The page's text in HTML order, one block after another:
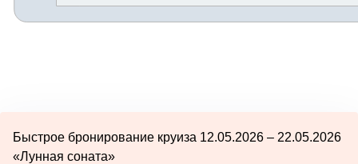
Быстрое бронирование круиза 12.05.2026 – 22.05.2026
«Лунная соната»